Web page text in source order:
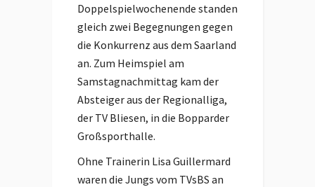
Doppelspielwochenende standen
gleich zwei Begegnungen gegen
die Konkurrenz aus dem Saarland
an. Zum Heimspiel am
Samstagnachmittag kam der
Absteiger aus der Regionalliga,
der TV Bliesen, in die Bopparder
Großsporthalle.
Ohne Trainerin Lisa Guillermard
waren die Jungs vom TVsBS an